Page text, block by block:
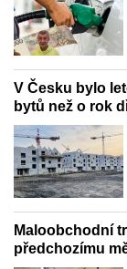
V Česku bylo
bytů než o rok
Maloobchodní
předchozímu